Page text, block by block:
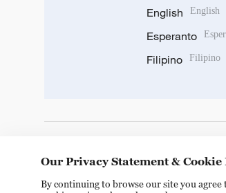
English English
Esperanto
Filipino Filipino
Our Privacy Statement & Cookie
By continuing to browse our site you agree